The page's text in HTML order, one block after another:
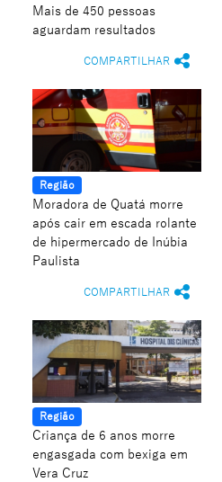
Mais de 450 pessoas
aguardam resultados
COMPARTILHAR
Região
Moradora de Quatá morre
após cair em escada rolante
de hipermercado de Inúbia
Paulista
COMPARTILHAR
Região
Criança de 6 anos morre
engasgada com bexiga em
Vera Cruz